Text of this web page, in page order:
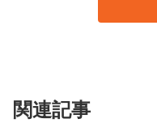
関連記事